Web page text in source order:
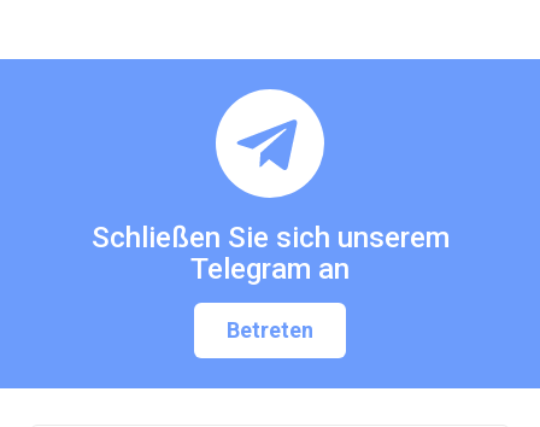
Schließen Sie sich unserem
Telegram an
Betreten